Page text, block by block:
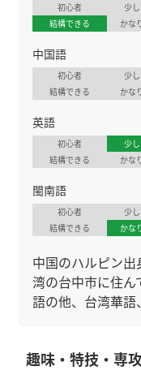
初心者 少
結構できる
かな
中国語
初心者 少
結構できる
かな
英語
初心者 少
結構できる
かな
閩南語
初心者 少
結構できる
かな
中国のハルピン
湾の台中市に住
語の他、台湾華語
趣味・特技・専